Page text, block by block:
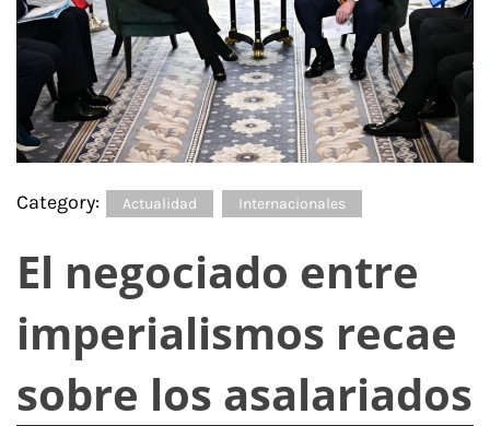
Category: Actualidad Internacionales
El negociado entre
imperialismos recae
sobre los asalariados